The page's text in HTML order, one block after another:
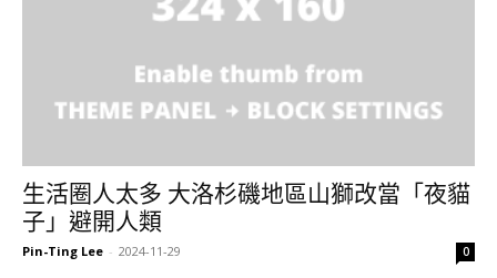
生活圈人太多 大洛杉磯地區山獅改當「夜貓
子」避開人類
Pin-Ting Lee - 2024-11-29 0